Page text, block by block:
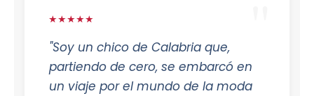
★★★★★
"Soy un chico de Calabria que,
partiendo de cero, se embarcó en
un viaje por el mundo de la moda